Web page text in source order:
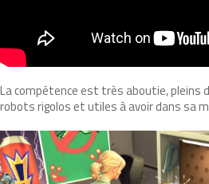
La compétence est très aboutie, pleins
robots rigolos et utiles à avoir dans sa